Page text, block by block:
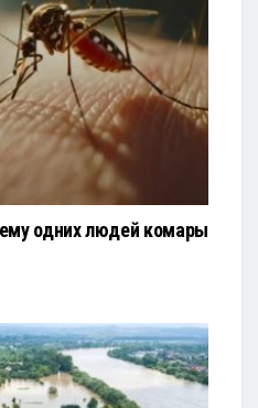
одних людей комары